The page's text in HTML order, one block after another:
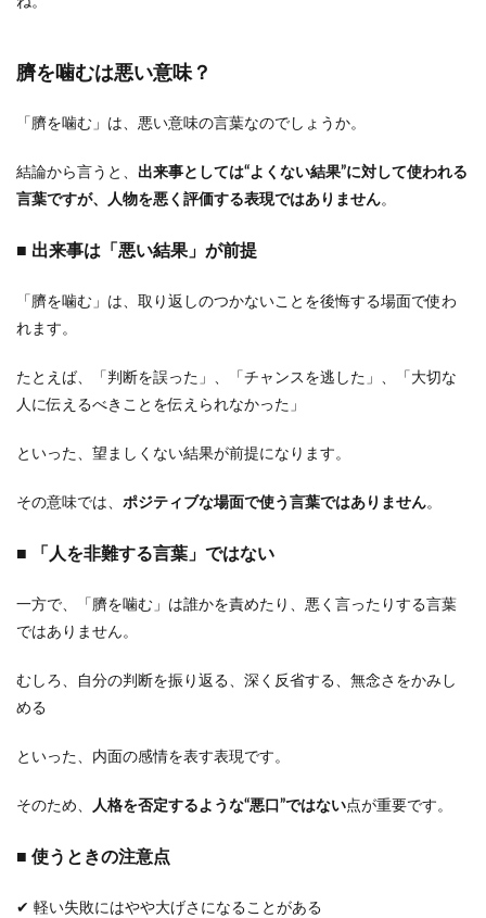
臍を噛むは悪い意味？
「臍を噛む」は、悪い意味の言葉なのでしょうか。
結論から言うと、 出来事としては“よくない結果”に対して使われる
言葉ですが、人物を悪く評価する表現ではありません。
■ 出来事は「悪い結果」が前提
「臍を噛む」は、取り返しのつかないことを後悔する場面で使わ
れます。
たとえば、「判断を誤った」、「チャンスを逃した」、「大切な
人に伝えるべきことを伝えられなかった」
といった、望ましくない結果が前提になります。
その意味では、 ポジティブな場面で使う言葉ではありません。
■ 「人を非難する言葉」ではない
一方で、「臍を噛む」は誰かを責めたり、悪く言ったりする言葉
ではありません。
むしろ、自分の判断を振り返る、深く反省する、無念さをかみし
める
といった、内面の感情を表す表現です。
そのため、 人格を否定するような“悪口”ではない点が重要です。
■ 使うときの注意点
✔ 軽い失敗にはやや大げさになることがある